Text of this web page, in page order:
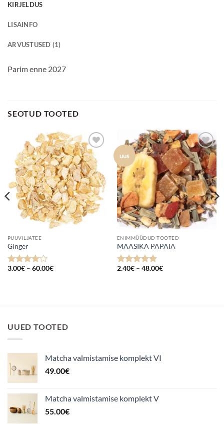
KIRJELDUS
LISAINFO
ARVUSTUSED (1)
Parim enne 2027
SEOTUD TOOTED
Lisa
lemmikuks
PUUVILJATEE
Ginger
Hinnanguga
3.00€ – 60.00€Hinnavahemik:
uus
Lisa
lemmikuks
ENIMMÜÜDUD TOOTED
MAASIKA PAPAIA
Hinnanguga
2.40€ – 48.00€Hinnavahemik:
UUED TOOTED
Matcha valmistamise komplekt VI
49.00€
Matcha valmistamise komplekt V
55.00€